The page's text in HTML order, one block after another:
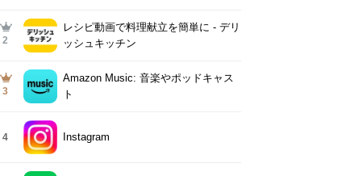
2
レシピ動画で料理献立を簡単‪に - デリ
ッシュキッチン
3
Amazon Music: 音楽やポッドキャス
ト
4 Instagram